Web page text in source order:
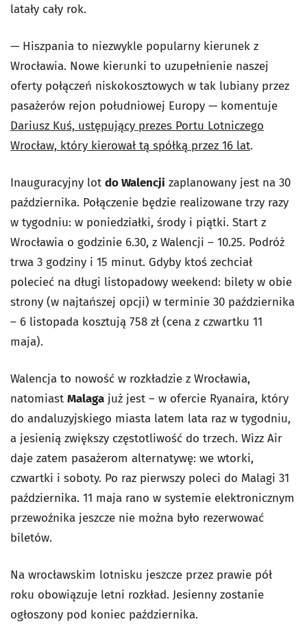
latały cały rok.
— Hiszpania to niezwykle popularny kierunek z
Wrocławia. Nowe kierunki to uzupełnienie naszej
oferty połączeń niskokosztowych w tak lubiany przez
pasażerów rejon południowej Europy — komentuje
Dariusz Kuś, ustępujący prezes Portu Lotniczego
Wrocław, który kierował tą spółką przez 16 lat.
Inauguracyjny lot do Walencji zaplanowany jest na 30
października. Połączenie będzie realizowane trzy razy
w tygodniu: w poniedziałki, środy i piątki. Start z
Wrocławia o godzinie 6.30, z Walencji – 10.25. Podróż
trwa 3 godziny i 15 minut. Gdyby ktoś zechciał
polecieć na długi listopadowy weekend: bilety w obie
strony (w najtańszej opcji) w terminie 30 października
– 6 listopada kosztują 758 zł (cena z czwartku 11
maja).
Walencja to nowość w rozkładzie z Wrocławia,
natomiast Malaga już jest – w ofercie Ryanaira, który
do andaluzyjskiego miasta latem lata raz w tygodniu,
a jesienią zwiększy częstotliwość do trzech. Wizz Air
daje zatem pasażerom alternatywę: we wtorki,
czwartki i soboty. Po raz pierwszy poleci do Malagi 31
października. 11 maja rano w systemie elektronicznym
przewoźnika jeszcze nie można było rezerwować
biletów.
Na wrocławskim lotnisku jeszcze przez prawie pół
roku obowiązuje letni rozkład. Jesienny zostanie
ogłoszony pod koniec października.